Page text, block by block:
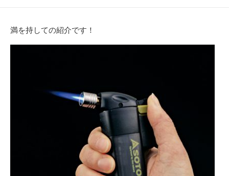
満を持しての紹介です！